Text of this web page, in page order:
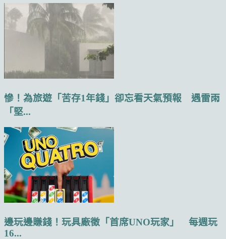
慘！為旅遊「苦存1年錢」卻忘看天氣預報 遇雷雨
「堅...
邊玩邊賺錢！玩具廠徵「首席UNO玩家」 每週玩
16...